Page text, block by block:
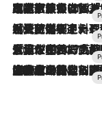
2026.7.31
【ホテル帰省】という選択肢をOMOが提案。家族とほどよい距離を保つには「昼は実家、夜は気兼ねなくホテルで！」
2026.7.24
【夏限定ディナーコース】旬を迎える稚鮎や花ズッキーニなどをイタリア・トスカーナの郷土料理の手法で満喫！
2026.7.17
「土佐和ハーブかき氷」がOMO7高知に登場！生姜、山椒、大葉など目にも舌にも涼を
2026.7.10
NEW OPEN！【界 草津】名湯の地に誕生。趣の異なる2種の温泉と上州ならではの会席・蕎麦割烹など美食を味わう究極の癒やし旅